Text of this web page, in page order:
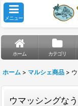
メニュー
ホーム カテゴリ
ホーム > マルシェ商品 >
ウマッシングな